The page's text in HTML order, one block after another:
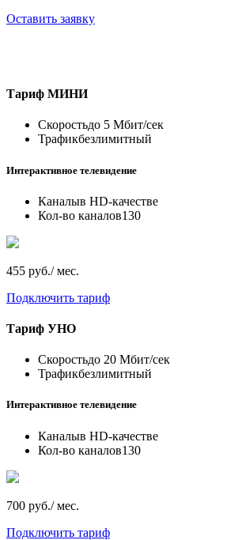
Оставить заявку
Тариф МИНИ
Скоростьдо 5 Мбит/сек
Трафикбезлимитный
Интерактивное телевидение
Каналыв HD-качестве
Кол-во каналов130
455 руб./ мес.
Подключить тариф
Тариф УНО
Скоростьдо 20 Мбит/сек
Трафикбезлимитный
Интерактивное телевидение
Каналыв HD-качестве
Кол-во каналов130
700 руб./ мес.
Подключить тариф